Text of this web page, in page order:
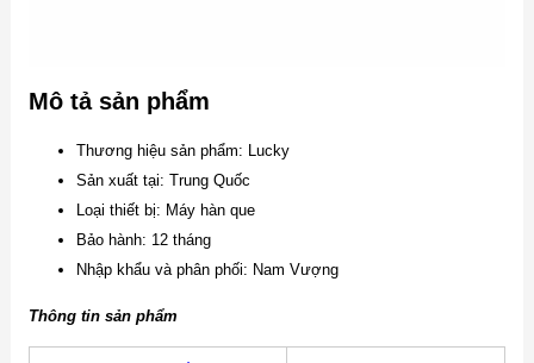
Mô tả sản phẩm
Thương hiệu sản phẩm: Lucky
Sản xuất tại: Trung Quốc
Loại thiết bị: Máy hàn que
Bảo hành: 12 tháng
Nhập khẩu và phân phối: Nam Vượng
Thông tin sản phẩm